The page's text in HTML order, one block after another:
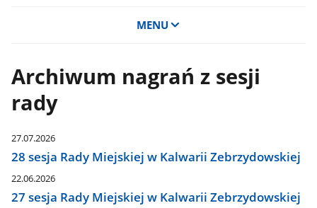
MENU
Archiwum nagrań z sesji
rady
27.07.2026
28 sesja Rady Miejskiej w Kalwarii Zebrzydowskiej
22.06.2026
27 sesja Rady Miejskiej w Kalwarii Zebrzydowskiej